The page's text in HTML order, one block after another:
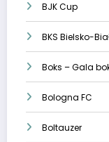
BJK Cup
BKS Bielsko-
Boks – Gala
Bologna FC
Boltauzer